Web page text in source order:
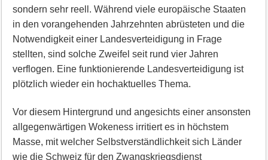
sondern sehr reell. Während viele europäische Staaten
in den vorangehenden Jahrzehnten abrüsteten und die
Notwendigkeit einer Landesverteidigung in Frage
stellten, sind solche Zweifel seit rund vier Jahren
verflogen. Eine funktionierende Landesverteidigung ist
plötzlich wieder ein hochaktuelles Thema.
Vor diesem Hintergrund und angesichts einer ansonsten
allgegenwärtigen Wokeness irritiert es in höchstem
Masse, mit welcher Selbstverständlichkeit sich Länder
wie die Schweiz für den Zwangskriegsdienst